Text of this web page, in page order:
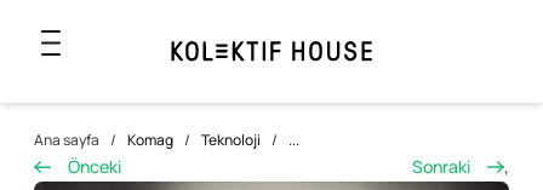
Ana sayfa / Komag / Teknoloji / ...
Önceki Sonraki ,